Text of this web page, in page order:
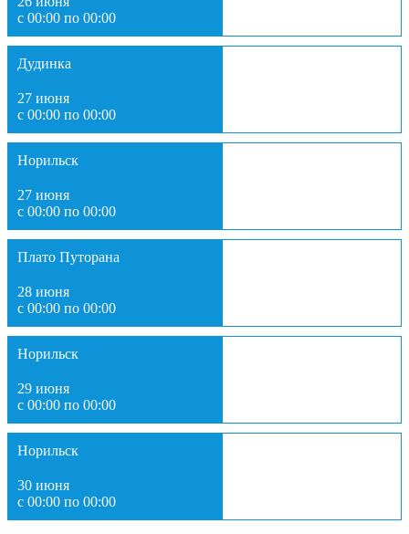
с 00:00 по 00:00
Дудинка
27 июня
с 00:00 по 00:00
Норильск
27 июня
с 00:00 по 00:00
Плато Путорана
28 июня
с 00:00 по 00:00
Норильск
29 июня
с 00:00 по 00:00
Норильск
30 июня
с 00:00 по 00:00